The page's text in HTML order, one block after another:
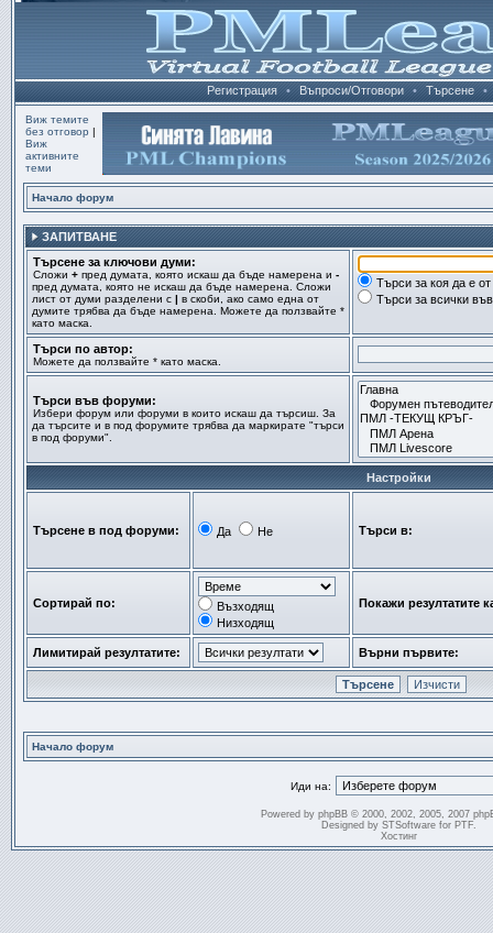
Регистрация • Въпроси/Отговори • Търсене •
Виж темите
без отговор |
Виж
активните
теми
Начало форум
ЗАПИТВАНЕ
Търсене за ключови думи:
Сложи + пред думата, която искаш да бъде намерена и -
пред думата, която не искаш да бъде намерена. Сложи
лист от думи разделени с | в скоби, ако само една от
думите трябва да бъде намерена. Можете да ползвайте *
като маска.
Търси за коя да е
Търси за всички
Търси по автор:
Можете да ползвайте * като маска.
Търси във форуми:
Избери форум или форуми в които искаш да търсиш. За
да търсите и в под форумите трябва да маркирате "търси
в под форуми".
Настройки
Търсене в под форуми: Да Не Търси в:
Сортирай по:
Възходящ
Низходящ
Покажи резултатите
Лимитирай резултатите: Върни първите:
Начало форум
Иди на:
Powered by phpBB© 2000, 2002, 2005, 2007
Designed by STSoftwarefor PTF.
Хостинг